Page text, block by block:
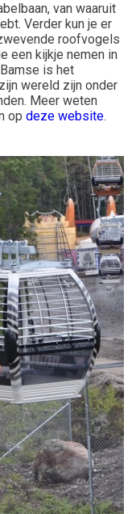
van waaruit
Verder kun je er
roofvogels
een kijkje nemen in
is het
wereld zijn onder
Meer weten
op deze website.